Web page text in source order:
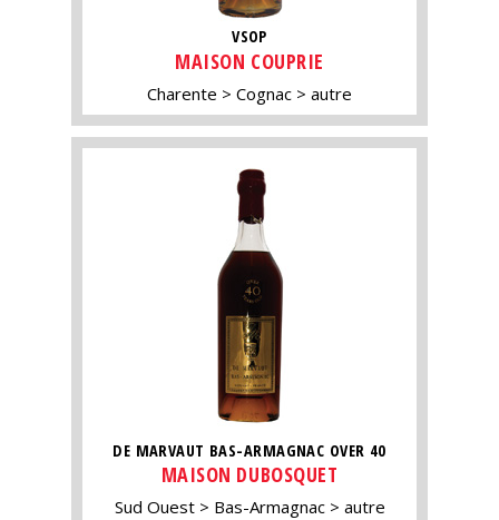
VSOP
MAISON COUPRIE
Charente Cognac autre
DE MARVAUT BAS-ARMAGNAC OVER 40
MAISON DUBOSQUET
Sud Ouest Bas-Armagnac autre